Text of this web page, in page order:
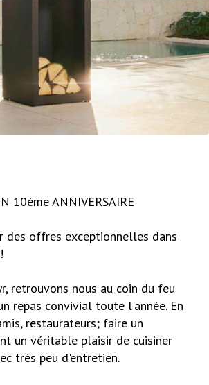
10ème ANNIVERSAIRE
des offres exceptionnelles dans
retrouvons nous au coin du feu
repas convivial toute l'année. En
restaurateurs; faire un
un véritable plaisir de cuisiner
très peu d'entretien.